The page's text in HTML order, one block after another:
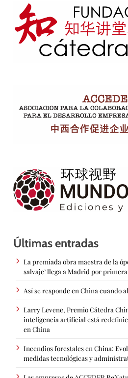
Últimas entradas
La premiada obra maestra de la
salvaje’ llega a Madrid por
Así se responde en China cuando
Larry Levene, Premio Cátedra
inteligencia artificial está
en China
Incendios forestales en China:
medidas tecnológicas y